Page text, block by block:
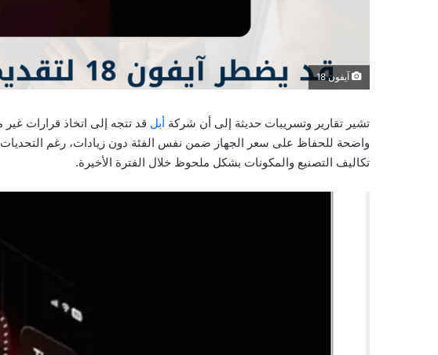
آيفون 18
تشير تقارير وتسريبات حديثة إلى أن شركة أبل قد تتجه إلى اتخاذ قرارات
واضحة للحفاظ على سعر الجهاز ضمن نفس الفئة دون زيادات، رغم التحديات
تكاليف التصنيع والمكونات بشكل ملحوظ خلال الفترة الأخيرة.